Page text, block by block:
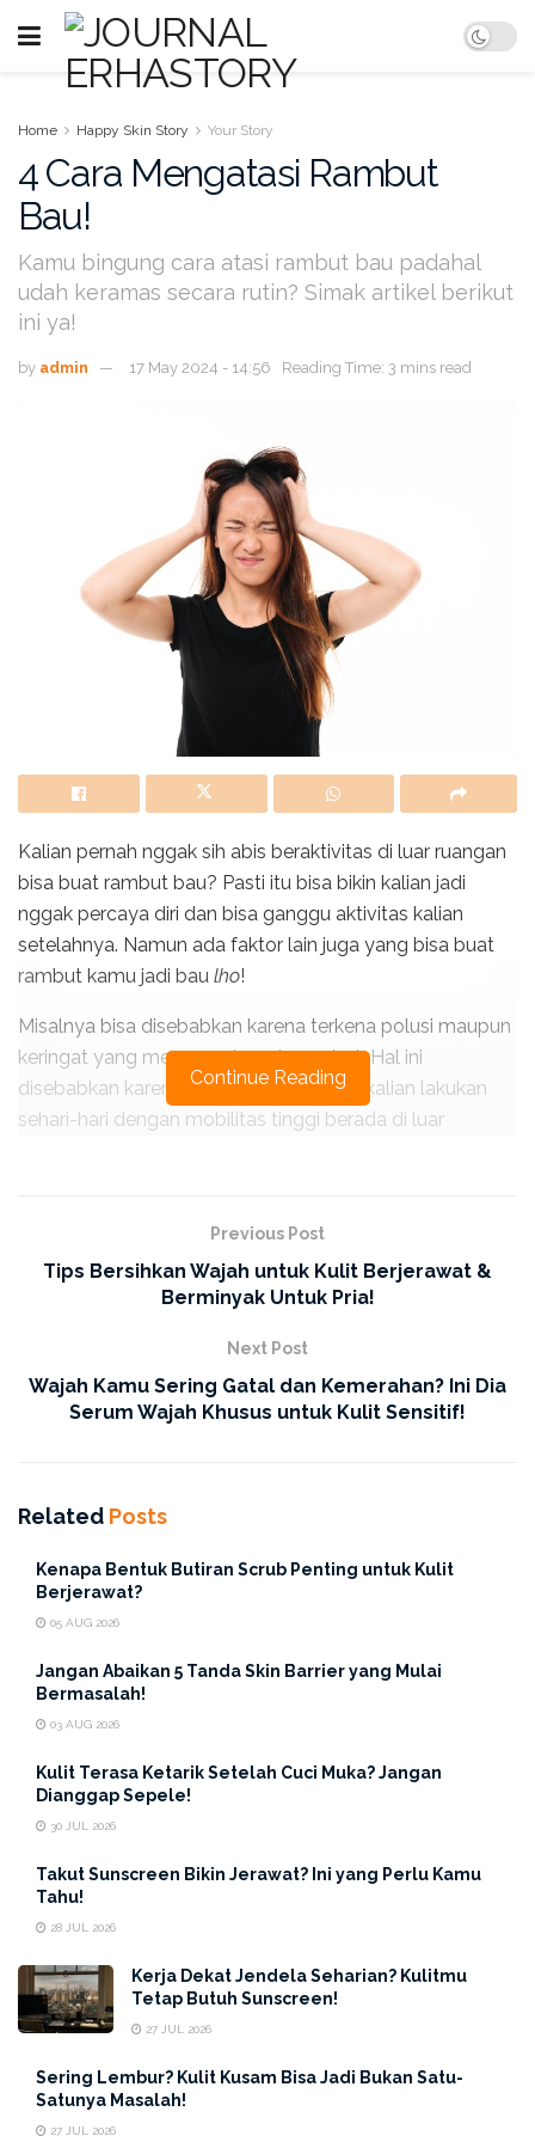
Home Happy Skin Story Your Story
4 Cara Mengatasi Rambut
Bau!
Kamu bingung cara atasi rambut bau padahal
udah keramas secara rutin? Simak artikel berikut
ini ya!
by admin 17 May 2024 - 14:56 Reading Time: 3 mins read
Kalian pernah nggak sih abis beraktivitas di luar ruangan
bisa buat rambut bau? Pasti itu bisa bikin kalian jadi
nggak percaya diri dan bisa ganggu aktivitas kalian
setelahnya. Namun ada faktor lain juga yang bisa buat
rambut kamu jadi bau lho!
Misalnya bisa disebabkan karena terkena polusi maupun
keringat yang menumpuk pada rambut. Hal ini
disebabkan karena aktivitas yang biasa kalian lakukan
sehari-hari dengan mobilitas tinggi berada di luar
Namun ERHA Friends nggak perlu khawatir lagi. Karena
kalian bisa lakuin beberapa cara yang bisa dicoba di
rumahlho!
Rambut bau dapat diatasi dengan cara-cara
berikut ini :
1. Keramas MenggunakanShampoo
Secara Rutin
kegunaan dan
dari produk tersebut juga
penting!
Karena kegunaan shampoopada umumya memang
untuk membersihkan rambut kita. Manfaat
lain,shampoojuga tergantung dengan masing-masing
Selain itu, cara membilasnya secara benar karena hal itu
Continue Reading
Previous Post
Tips Bersihkan Wajah untuk Kulit Berjerawat &
Berminyak Untuk Pria!
Next Post
Wajah Kamu Sering Gatal dan Kemerahan? Ini Dia
Serum Wajah Khusus untuk Kulit Sensitif!
Related Posts
Kenapa Bentuk Butiran Scrub Penting untuk Kulit
Berjerawat?
05 AUG 2026
Jangan Abaikan 5 Tanda Skin Barrier yang Mulai
Bermasalah!
03 AUG 2026
Kulit Terasa Ketarik Setelah Cuci Muka? Jangan
Dianggap Sepele!
30 JUL 2026
Takut Sunscreen Bikin Jerawat? Ini yang Perlu Kamu
Tahu!
28 JUL 2026
Kerja Dekat Jendela Seharian? Kulitmu
Tetap Butuh Sunscreen!
27 JUL 2026
Sering Lembur? Kulit Kusam Bisa Jadi Bukan Satu-
Satunya Masalah!
27 JUL 2026